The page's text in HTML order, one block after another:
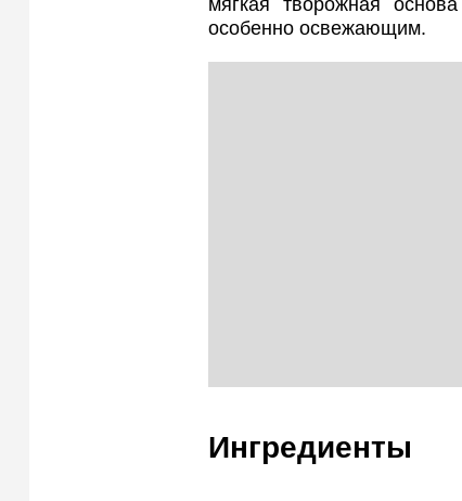
мягкая творожная
особенно освежающим.
Ингредиенты